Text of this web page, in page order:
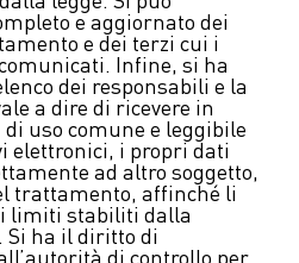
e aggiornato dei
e dei terzi cui i
Infine, si ha
dei responsabili e la
a dire di ricevere in
uso comune e leggibile
elettronici, i propri dati
ad altro soggetto,
trattamento, affinché li
limiti stabiliti dalla
Si ha il diritto di
di controllo per